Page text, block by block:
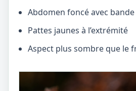
Abdomen foncé avec
Pattes jaunes à l’extrémité
Aspect plus sombre que le